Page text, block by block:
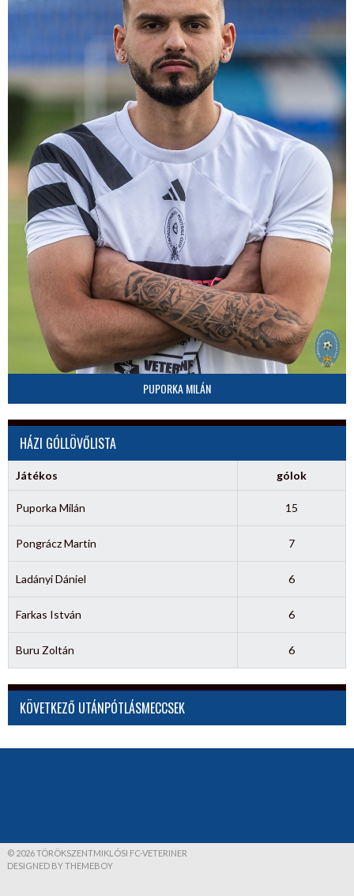
PUPORKA MILÁN
HÁZI GÓLLÖVŐLISTA
Játékos gólok
Puporka Milán 15
Pongrácz Martin 7
Ladányi Dániel 6
Farkas István 6
Buru Zoltán 6
KÖVETKEZŐ UTÁNPÓTLÁSMECCSEK
© 2026 TÖRÖKSZENTMIKLÓSI FC-VETERINER
DESIGNED BY THEMEBOY